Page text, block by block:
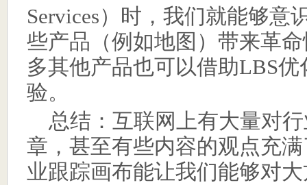
Services）时，我们就能够意
些产品（例如地图）带来革
多其他产品也可以借助LBS优
验。
总结：互联网上有大量对
章，甚至有些内容的观点充
业跟踪画布能让我们能够对